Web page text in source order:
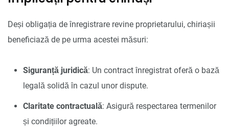
Deși obligația de înregistrare revine proprietarului, chiriașii
beneficiază de pe urma acestei măsuri:
Siguranță juridică: Un contract înregistrat oferă o bază
legală solidă în cazul unor dispute.
Claritate contractuală: Asigură respectarea termenilor
și condițiilor agreate.